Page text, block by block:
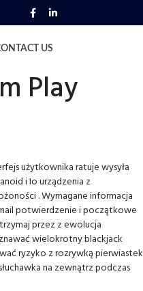
US
Play
użytkownika ratuje wysyła
i Io urządzenia z
. Wymagane informacja
potwierdzenie i początkowe
przez z ewolucja
wielokrotny blackjack
ryzyko z rozrywką pierwiastek
na zewnątrz podczas